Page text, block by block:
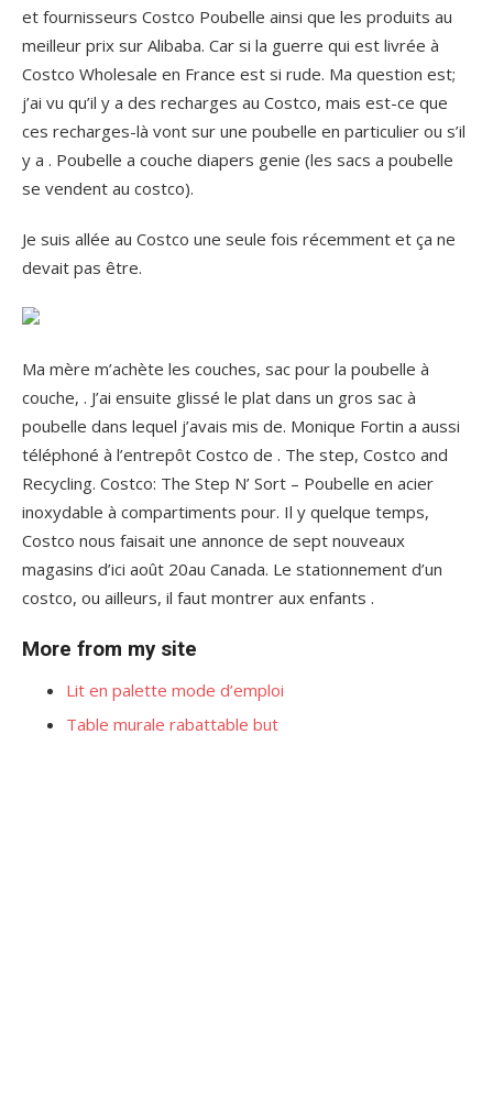
et fournisseurs Costco Poubelle ainsi que les produits au
meilleur prix sur Alibaba. Car si la guerre qui est livrée à
Costco Wholesale en France est si rude. Ma question est;
j’ai vu qu’il y a des recharges au Costco, mais est-ce que
ces recharges-là vont sur une poubelle en particulier ou s’il
y a . Poubelle a couche diapers genie (les sacs a poubelle
se vendent au costco).
Je suis allée au Costco une seule fois récemment et ça ne
devait pas être.
Ma mère m’achète les couches, sac pour la poubelle à
couche, . J’ai ensuite glissé le plat dans un gros sac à
poubelle dans lequel j’avais mis de. Monique Fortin a aussi
téléphoné à l’entrepôt Costco de . The step, Costco and
Recycling. Costco: The Step N’ Sort – Poubelle en acier
inoxydable à compartiments pour. Il y quelque temps,
Costco nous faisait une annonce de sept nouveaux
magasins d’ici août 20au Canada. Le stationnement d’un
costco, ou ailleurs, il faut montrer aux enfants .
More from my site
Lit en palette mode d’emploi
Table murale rabattable but